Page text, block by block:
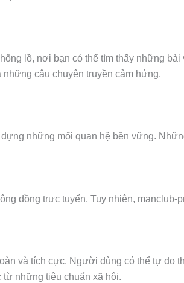
lồ, nơi bạn có thể tìm thấy những
câu chuyện truyền cảm hứng.
những mối quan hệ bền vững.
đồng trực tuyến. Tuy nhiên,
và tích cực. Người dùng có thể tự do
những tiêu chuẩn xã hội.